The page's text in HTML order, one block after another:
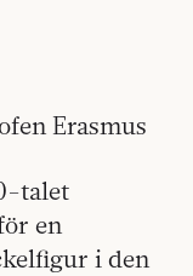
Erasmus
talet
en
i den